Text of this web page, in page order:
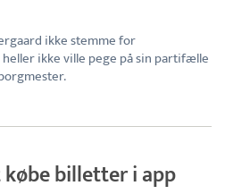
ikke stemme for
ikke ville pege på sin partifælle
billetter i app